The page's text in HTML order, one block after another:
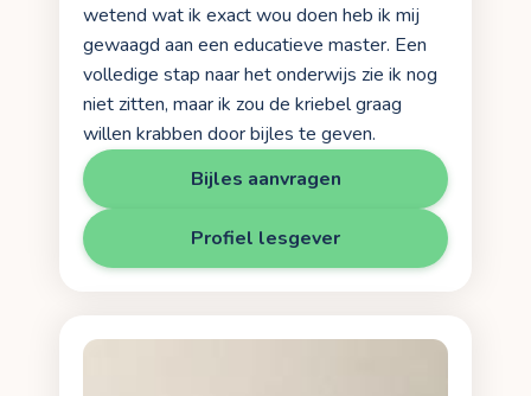
wetend wat ik exact wou doen heb ik mij
gewaagd aan een educatieve master. Een
volledige stap naar het onderwijs zie ik nog
niet zitten, maar ik zou de kriebel graag
willen krabben door bijles te geven.
Bijles aanvragen
Profiel lesgever